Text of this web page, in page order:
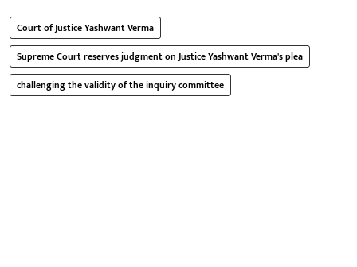
Court of Justice Yashwant Verma
Supreme Court reserves judgment on Justice Yashwant Verma's plea
challenging the validity of the inquiry committee